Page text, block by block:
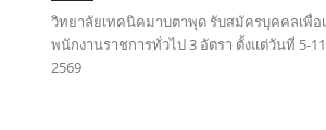
วิทยาลัยเทคนิคมาบตาพุด รับสมัครบุคคลเพื่อ
พนักงานราชการทั่วไป 3 อัตรา ตั้งแต่วันที่ 5-
2569